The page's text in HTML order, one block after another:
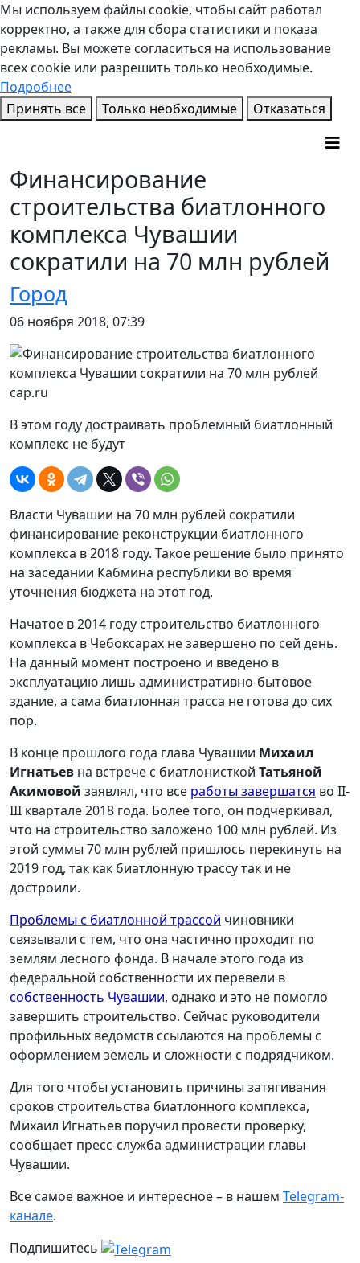
Мы используем файлы cookie, чтобы сайт работал
корректно, а также для сбора статистики и показа
рекламы. Вы можете согласиться на использование
всех cookie или разрешить только необходимые.
Подробнее
Принять все
Только необходимые Отказаться
Финансирование
строительства биатлонного
комплекса Чувашии
сократили на 70 млн рублей
Город
06 ноября 2018, 07:39
cap.ru
В этом году достраивать проблемный биатлонный
комплекс не будут
Власти Чувашии на 70 млн рублей сократили
финансирование реконструкции биатлонного
комплекса в 2018 году. Такое решение было принято
на заседании Кабмина республики во время
уточнения бюджета на этот год.
Начатое в 2014 году строительство биатлонного
комплекса в Чебоксарах не завершено по сей день.
На данный момент построено и введено в
эксплуатацию лишь административно-бытовое
здание, а сама биатлонная трасса не готова до сих
пор.
В конце прошлого года глава Чувашии Михаил
Игнатьев на встрече с биатлонисткой Татьяной
Акимовой заявлял, что все работы завершатся во II-
III квартале 2018 года. Более того, он подчеркивал,
что на строительство заложено 100 млн рублей. Из
этой суммы 70 млн рублей пришлось перекинуть на
2019 год, так как биатлонную трассу так и не
достроили.
Проблемы с биатлонной трассой чиновники
связывали с тем, что она частично проходит по
землям лесного фонда. В начале этого года из
федеральной собственности их перевели в
собственность Чувашии, однако и это не помогло
завершить строительство. Сейчас руководители
профильных ведомств ссылаются на проблемы с
оформлением земель и сложности с подрядчиком.
Для того чтобы установить причины затягивания
сроков строительства биатлонного комплекса,
Михаил Игнатьев поручил провести проверку,
сообщает пресс-служба администрации главы
Чувашии.
Все самое важное и интересное – в нашем Telegram-
канале.
Подпишитесь